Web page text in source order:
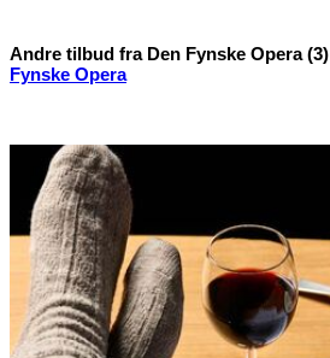
Andre tilbud fra Den Fynske Opera (3)
Fynske Opera